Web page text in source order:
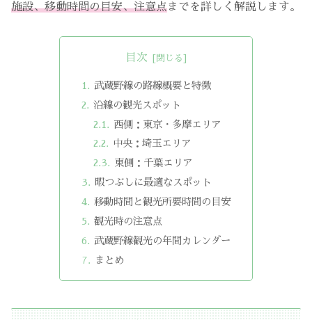
施設、移動時間の目安、注意点までを詳しく解説します。
目次
武蔵野線の路線概要と特徴
沿線の観光スポット
西側：東京・多摩エリア
中央：埼玉エリア
東側：千葉エリア
暇つぶしに最適なスポット
移動時間と観光所要時間の目安
観光時の注意点
武蔵野線観光の年間カレンダー
まとめ